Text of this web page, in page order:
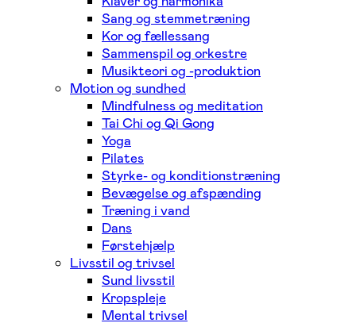
Sang og stemmetræning
Kor og fællessang
Sammenspil og orkestre
Musikteori og -produktion
Motion og sundhed
Mindfulness og meditation
Tai Chi og Qi Gong
Yoga
Pilates
Styrke- og konditionstræning
Bevægelse og afspænding
Træning i vand
Dans
Førstehjælp
Livsstil og trivsel
Sund livsstil
Kropspleje
Mental trivsel